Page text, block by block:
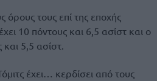
όρους τους επί της εποχής
10 πόντους και 6,5 ασίστ και ο
5,5 ασίστ.
έχει… κερδίσει από τους